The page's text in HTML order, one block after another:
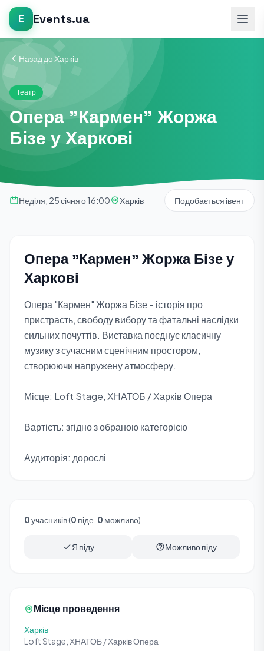
E Events.ua
Назад до Харків
Театр
Опера "Кармен" Жоржа
Бізе у Харкові
Неділя, 25 січня о 16:00 Харків Подобається івент
Опера "Кармен" Жоржа Бізе у
Харкові
Опера "Кармен" Жоржа Бізе - історія про
пристрасть, свободу вибору та фатальні наслідки
сильних почуттів. Виставка поєднує класичну
музику з сучасним сценічним простором,
створюючи напружену атмосферу.
Місце: Loft Stage, ХНАТОБ / Харків Опера
Вартість: згідно з обраною категорією
Аудиторія: дорослі
0учасників (0 піде, 0 можливо)
Я піду Можливо піду
Місце проведення
Харків
Loft Stage, ХНАТОБ / Харків Опера